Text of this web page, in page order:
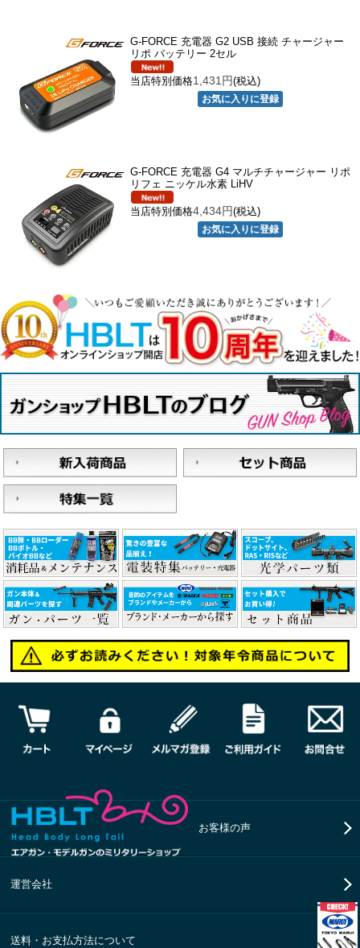
G-FORCE 充電器 G2 USB 接続 チャージャー
リポ バッテリー 2セル
当店特別価格1,431円(税込)
G-FORCE 充電器 G4 マルチチャージャー リポ
リフェ ニッケル水素 LiHV
当店特別価格4,434円(税込)
お客様の声
運営会社
送料・お支払方法について